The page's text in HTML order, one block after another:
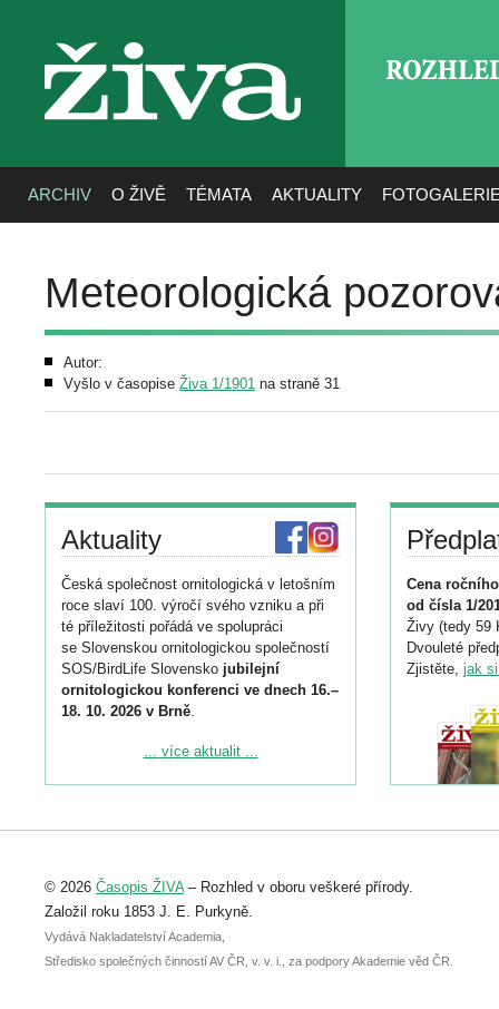
živa
ARCHIV O ŽIVĚ TÉMATA AKTUALITY
Meteorologická
Autor:
Vyšlo v časopise Živa 1/1901 na straně 31
Aktuality
Česká společnost ornitologická v letošním
roce slaví 100. výročí svého vzniku a při
té příležitosti pořádá ve spolupráci
se Slovenskou ornitologickou společností
SOS/BirdLife Slovensko jubilejní
ornitologickou konferenci ve dnech 16.–
18. 10. 2026 v Brně.
Podrobnější informace ke konferenci
Registrovat se můžete do 6. září.
abstraktu přihlášené přednášky nebo
posteru je už 30. června.
... více aktualit ...
Cena
od čísla 1/
Živy (tedy 59
Dvouleté
Zjistěte, jak
© 2026 Časopis ŽIVA– Rozhled v oboru veškeré přírody.
Založil roku 1853 J. E. Purkyně.
Vydává Nakladatelství Academia,
Středisko společných činností AV ČR, v. v. i., za podpory Akademie věd ČR.